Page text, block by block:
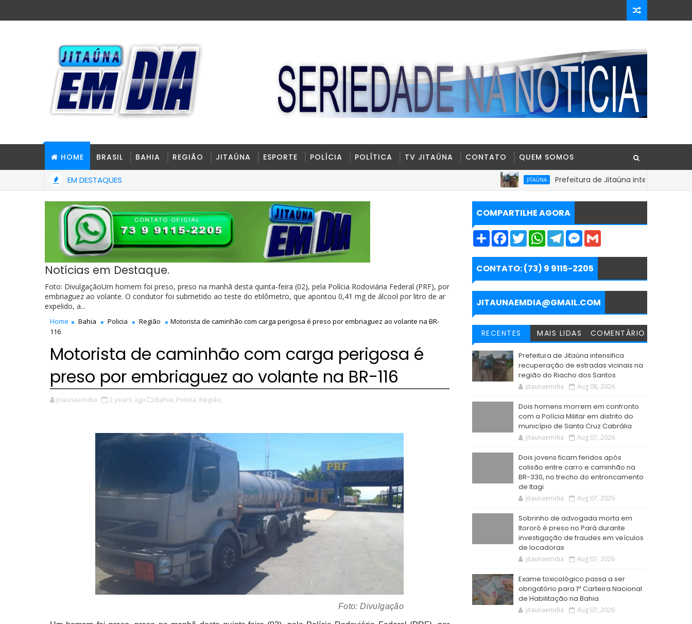
HOME BRASIL BAHIA REGIÃO JITAÚNA ESPORTE POLÍCIA POLÍTICA TV JITAÚNA CONTATO QUEM SOMOS
EM DESTAQUES JITAÚNA
Prefeitura de Jitaúna intensifica recuperação
toxicológico passa a ser obrigatório para 1ª Carteira Nacional de Habilitação na Bahia
Notícias em Destaque.
Foto: DivulgaçãoUm homem foi preso, preso na manhã desta quinta-feira (02), pela Polícia Rodoviária Federal (PRF), por
embriaguez ao volante. O condutor foi submetido ao teste do etilômetro, que apontou 0,41 mg de álcool por litro de ar
expelido, a...
Home Bahia Policia Região
Motorista de caminhão com carga perigosa é preso por embriaguez ao volante na BR-
116
Motorista de caminhão com carga perigosa é
preso por embriaguez ao volante na BR-116
jitaunaemdia 2 years ago Bahia, Policia, Região,
Foto: Divulgação
COMPARTILHE AGORA
S
r
e
F
e
b
o
k
T
w
t
t
e
r
W
t
s
p
p
T
e
g
a
m
M
s
e
g
e
r
i
CONTATO: (73) 9 9115-2205
JITAUNAEMDIA@GMAIL.COM
RECENTES MAIS LIDAS COMENTÁRIO
Prefeitura de Jitaúna intensifica
recuperação de estradas vicinais na
região do Riacho dos Santos
jitaunaemdia Aug 08, 2026
Dois homens morrem em confronto
com a Polícia Militar em distrito do
município de Santa Cruz Cabrália
jitaunaemdia Aug 07, 2026
Dois jovens ficam feridos após
colisão entre carro e caminhão na
BR-330, no trecho do entroncamento
de Itagi
jitaunaemdia Aug 07, 2026
Sobrinho de advogada morta em
Itororó é preso no Pará durante
investigação de fraudes em veículos
de locadoras
jitaunaemdia Aug 07, 2026
Exame toxicológico passa a ser
obrigatório para 1ª Carteira Nacional
de Habilitação na Bahia
jitaunaemdia Aug 07, 2026